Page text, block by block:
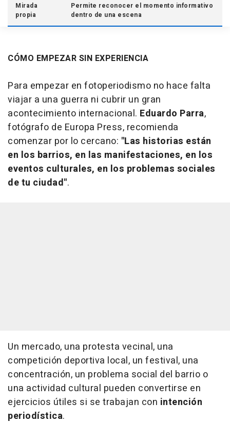
Mirada
propia
Permite reconocer el momento informativo
dentro de una escena
CÓMO EMPEZAR SIN EXPERIENCIA
Para empezar en fotoperiodismo no hace falta
viajar a una guerra ni cubrir un gran
acontecimiento internacional. Eduardo Parra,
fotógrafo de Europa Press, recomienda
comenzar por lo cercano: "Las historias están
en los barrios, en las manifestaciones, en los
eventos culturales, en los problemas sociales
de tu ciudad".
Un mercado, una protesta vecinal, una
competición deportiva local, un festival, una
concentración, un problema social del barrio o
una actividad cultural pueden convertirse en
ejercicios útiles si se trabajan con intención
periodística.